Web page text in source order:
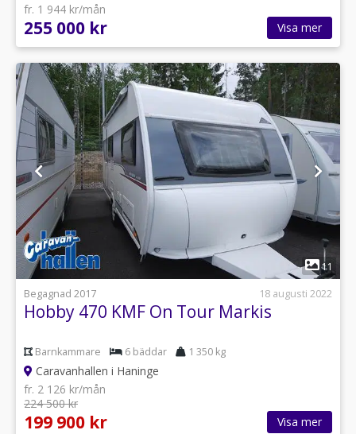
fr. 1 944 kr/mån
255 000 kr Visa mer
1
11
Begagnad 2017
18 augusti 2022
Hobby 470 KMF On Tour Markis
Barnkammare 6 bäddar 1 350 kg
Caravanhallen i Haninge
fr. 2 126 kr/mån
224 500 kr
199 900 kr Visa mer